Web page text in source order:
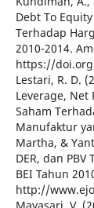
Debt To
Terhadap
2010-2014.
https://
Lestari, R. D.
Leverage,
Saham
Manufaktur
Martha, &
DER, dan
BEI Tahun
http://